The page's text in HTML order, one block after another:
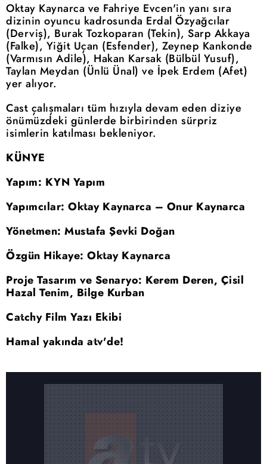
Oktay Kaynarca ve Fahriye Evcen'in yanı sıra
dizinin oyuncu kadrosunda Erdal Özyağcılar
(Derviş), Burak Tozkoparan (Tekin), Sarp Akkaya
(Falke), Yiğit Uçan (Esfender), Zeynep Kankonde
(Varmısın Adile), Hakan Karsak (Bülbül Yusuf),
Taylan Meydan (Ünlü Ünal) ve İpek Erdem (Afet)
yer alıyor.
Cast çalışmaları tüm hızıyla devam eden diziye
önümüzdeki günlerde birbirinden sürpriz
isimlerin katılması bekleniyor.
KÜNYE
Yapım: KYN Yapım
Yapımcılar: Oktay Kaynarca – Onur Kaynarca
Yönetmen: Mustafa Şevki Doğan
Özgün Hikaye: Oktay Kaynarca
Proje Tasarım ve Senaryo: Kerem Deren, Çisil
Hazal Tenim, Bilge Kurban
Catchy Film Yazı Ekibi
Hamal yakında atv'de!